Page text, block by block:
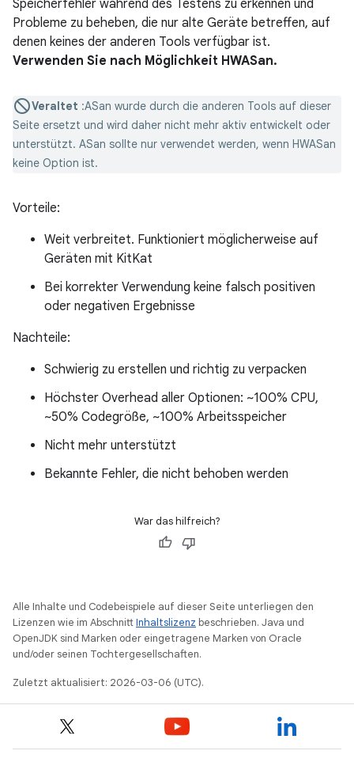
Speicherfehler während des Testens zu erkennen und
Probleme zu beheben, die nur alte Geräte betreffen, auf
denen keines der anderen Tools verfügbar ist.
Verwenden Sie nach Möglichkeit HWASan.
Veraltet :ASan wurde durch die anderen Tools auf dieser
Seite ersetzt und wird daher nicht mehr aktiv entwickelt oder
unterstützt. ASan sollte nur verwendet werden, wenn HWASan
keine Option ist.
Vorteile:
Weit verbreitet. Funktioniert möglicherweise auf
Geräten mit KitKat
Bei korrekter Verwendung keine falsch positiven
oder negativen Ergebnisse
Nachteile:
Schwierig zu erstellen und richtig zu verpacken
Höchster Overhead aller Optionen: ~100% CPU,
~50% Codegröße, ~100% Arbeitsspeicher
Nicht mehr unterstützt
Bekannte Fehler, die nicht behoben werden
War das hilfreich?
Alle Inhalte und Codebeispiele auf dieser Seite unterliegen den
Lizenzen wie im AbschnittInhaltslizenz beschrieben. Java und
OpenJDK sind Marken oder eingetragene Marken von Oracle
und/oder seinen Tochtergesellschaften.
Zuletzt aktualisiert: 2026-03-06 (UTC).